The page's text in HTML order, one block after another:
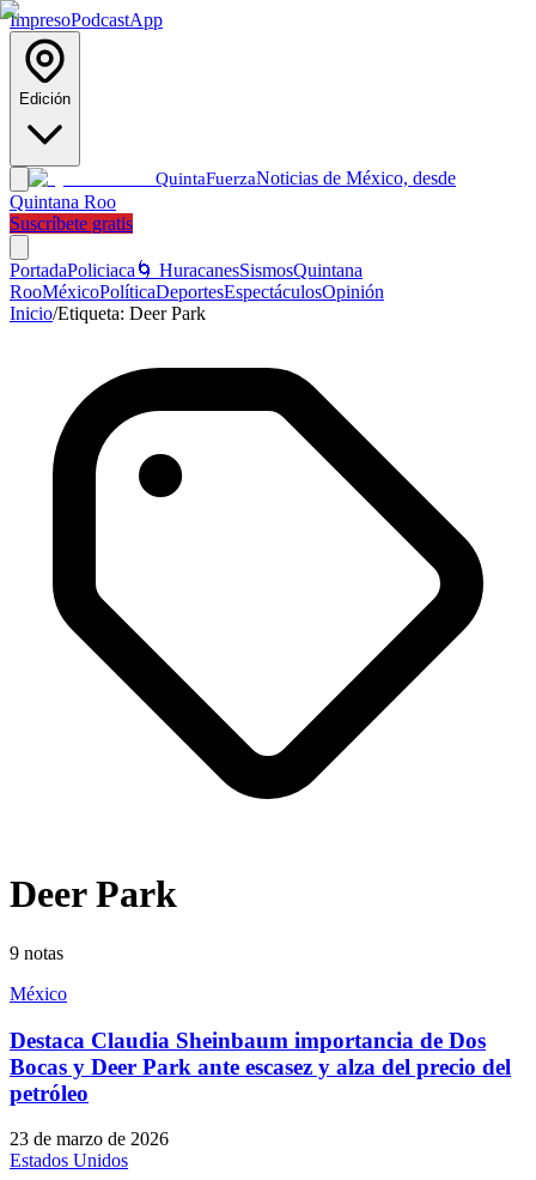
ImpresoPodcastApp
Edición
QuintaFuerzaNoticias de México, desde
Quintana Roo
Suscríbete gratis
PortadaPoliciaca 🌀 HuracanesSismosQuintana
RooMéxicoPolíticaDeportesEspectáculosOpinión
Inicio/Etiqueta: Deer Park
Deer Park
9 notas
México
Destaca Claudia Sheinbaum importancia de Dos
Bocas y Deer Park ante escasez y alza del precio del
petróleo
23 de marzo de 2026
Estados Unidos